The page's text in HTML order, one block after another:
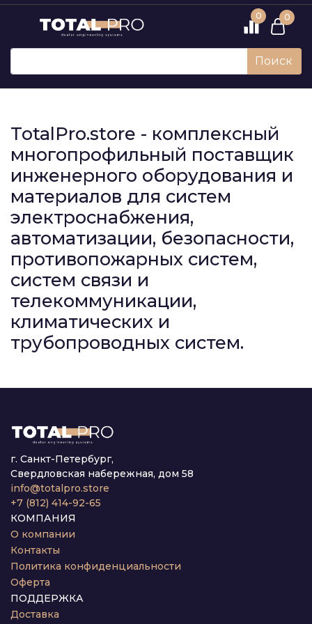
0 0
Поиск
TotalPro.store - комплексный
многопрофильный поставщик
инженерного оборудования и
материалов для систем
электроснабжения,
автоматизации, безопасности,
противопожарных систем,
систем связи и
телекоммуникации,
климатических и
трубопроводных систем.
г. Санкт-Петербург,
Свердловская набережная, дом 58
info@totalpro.store
+7 (812) 414-92-65
КОМПАНИЯ
О компании
Контакты
Политика конфиденциальности
Оферта
ПОДДЕРЖКА
Доставка